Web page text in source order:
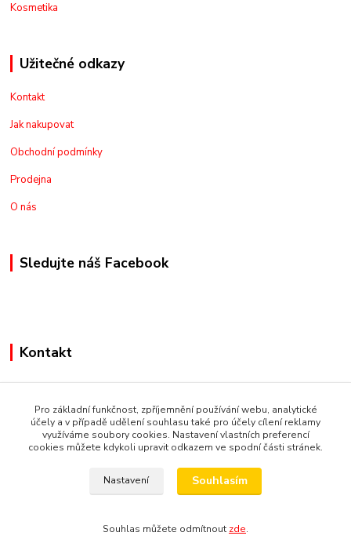
Kosmetika
Užitečné odkazy
Kontakt
Jak nakupovat
Obchodní podmínky
Prodejna
O nás
Sledujte náš Facebook
Kontakt
+420775973462
nakupznemecka@email.cz
Vytvořeno na
Eshop-rychle.cz
Pro základní funkčnost, zpříjemnění používání webu, analytické
účely a v případě udělení souhlasu také pro účely cílení reklamy
využíváme soubory cookies. Nastavení vlastních preferencí
cookies můžete kdykoli upravit odkazem ve spodní části stránek.
Nastavení Souhlasím
Souhlas můžete odmítnout zde.